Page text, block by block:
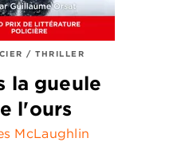
/ THRILLER
la gueule
l'ours
McLaughlin